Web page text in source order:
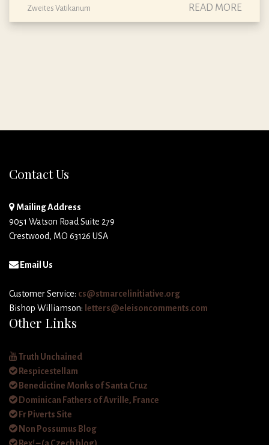
Zweites Vatikanum
READ MORE
Contact Us
Mailing Address
9051 Watson Road Suite 279
Crestwood, MO 63126 USA
Email Us
Customer Service: cs@stmarcelinitiative.org
Bishop Williamson: letters@eleisoncomments.com
Other Links
Truth Unchained
Respicestellam
Benedictine Monks of Santa Cruz
Dominican Fathers of Avrille, France
Fr Piverts Site
Non Possumus Blog